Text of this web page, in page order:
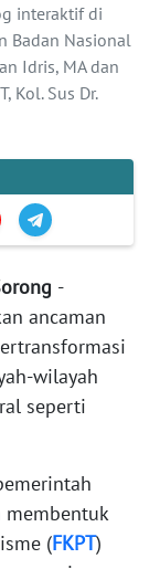
interaktif di
Badan Nasional
Idris, MA dan
Kol. Sus Dr.
-
ancaman
wilayah
seperti
(FKPT)